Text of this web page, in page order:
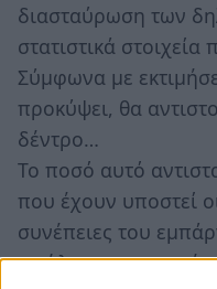
διασταύρωση των
στατιστικά
Σύμφωνα με
προκύψει, θα
δέντρο…
Το ποσό αυτό
που έχουν υποστεί
συνέπειες του
απώλεια παραγωγής